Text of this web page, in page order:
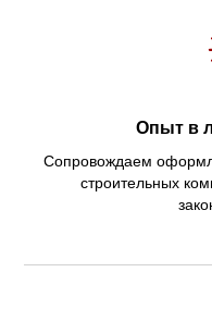
Опыт в
Сопровождаем
строительных